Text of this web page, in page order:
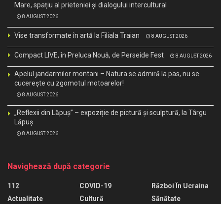
Mare, spațiu al prieteniei și dialogului intercultural
8 AUGUST 2026
Vise transformate în artă la Filiala Traian 8 AUGUST 2026
Compact LIVE, în Preluca Nouă, de Perseide Fest 8 AUGUST 2026
Apelul jandarmilor montani – Natura se admiră la pas, nu se
cucerește cu zgomotul motoarelor!
8 AUGUST 2026
„Reflexii din Lăpuș” – expoziție de pictură și sculptură, la Târgu
Lăpuș
8 AUGUST 2026
Navighează după categorie
112
Actualitate
COVID-19
Cultură
Război În Ucraina
Sănătate